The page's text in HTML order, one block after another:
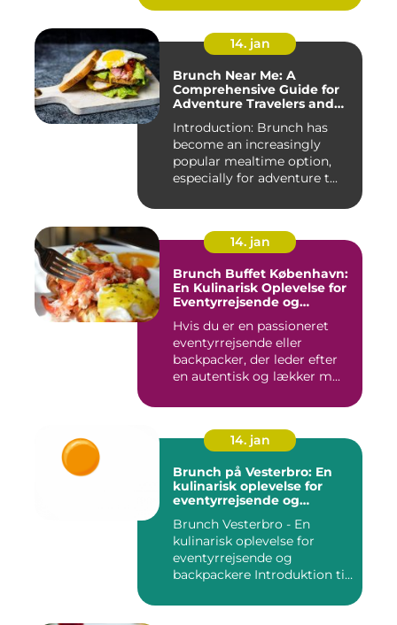
14. jan
Brunch Near Me: A
Comprehensive Guide for
Adventure Travelers and
Introduction: Brunch has
become an increasingly
popular mealtime option,
especially for adventure t...
14. jan
Brunch Buffet København:
En Kulinarisk Oplevelse for
Eventyrrejsende og
Hvis du er en passioneret
eventyrrejsende eller
backpacker, der leder efter
en autentisk og lækker m...
14. jan
Brunch på Vesterbro: En
kulinarisk oplevelse for
eventyrrejsende og
Brunch Vesterbro - En
kulinarisk oplevelse for
eventyrrejsende og
backpackere Introduktion til